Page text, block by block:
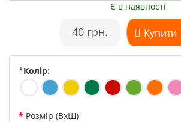
Є в наявності
40 грн. Купити
*Колір:
Розмір (ВхШ)